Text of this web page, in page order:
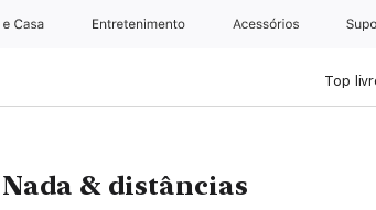
e Casa Entretenimento Acessórios
Top
& distâncias